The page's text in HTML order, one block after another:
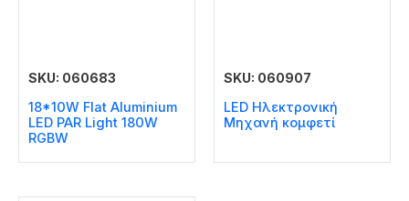
SKU: 060683
18*10W Flat Aluminium
LED PAR Light 180W
RGBW
SKU: 060907
LED Ηλεκτρονική
Μηχανή κομφετί